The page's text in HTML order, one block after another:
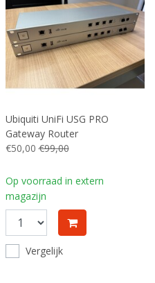
Ubiquiti UniFi USG PRO
Gateway Router
€50,00 €99,00
Op voorraad in extern
magazijn
Vergelijk